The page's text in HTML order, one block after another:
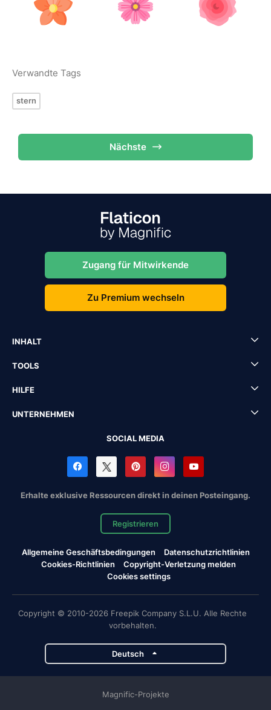
Verwandte Tags
stern
Nächste
Zugang für Mitwirkende
Zu Premium wechseln
INHALT
TOOLS
HILFE
UNTERNEHMEN
SOCIAL MEDIA
Erhalte exklusive Ressourcen direkt in deinen Posteingang.
Registrieren
Allgemeine Geschäftsbedingungen
Datenschutzrichtlinien
Cookies-Richtlinien
Copyright-Verletzung melden
Cookies settings
Copyright © 2010-2026 Freepik Company S.L.U. Alle Rechte
vorbehalten.
Deutsch
Magnific-Projekte